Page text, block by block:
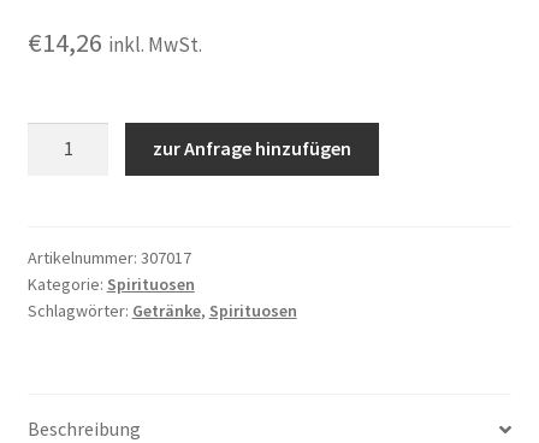
€14,26 inkl. MwSt.
zur Anfrage hinzufügen
Artikelnummer: 307017
Kategorie: Spirituosen
Schlagwörter: Getränke, Spirituosen
Beschreibung